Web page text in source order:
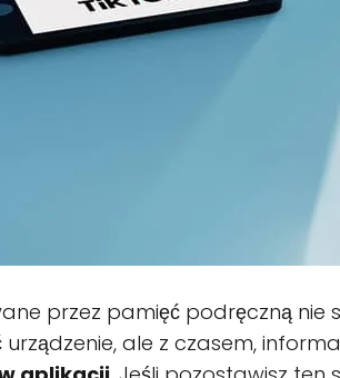
przez pamięć podręczną nie
ale z czasem,